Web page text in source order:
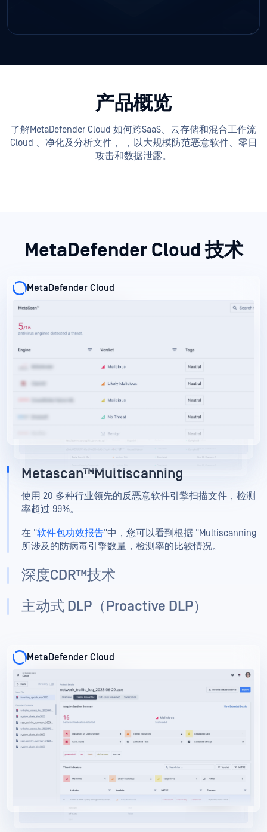
产品概览
了解MetaDefender Cloud 如何跨SaaS、云存储和混合工作流
Cloud 、净化及分析文件，
，以大规模防范恶意软件、零日
攻击和数据泄露。
MetaDefender Cloud 技术
Metascan™Multiscanning
使用 20 多种行业领先的反恶意软件引擎扫描文件，检测
率超过 99%。
在 "软件包功效报告"中，您可以看到根据 "Multiscanning
所涉及的防病毒引擎数量，检测率的比较情况。
深度CDR™技术
主动式 DLP（Proactive DLP）
MetaDefender Cloud
MetaDefender Cloud
MetaDefender Cloud
MetaDefender Cloud
MetaDefender Cloud